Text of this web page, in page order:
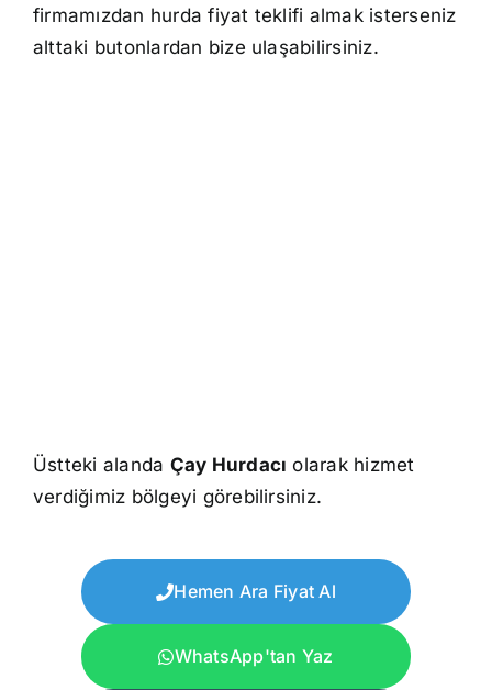
firmamızdan hurda fiyat teklifi almak isterseniz
alttaki butonlardan bize ulaşabilirsiniz.
Üstteki alanda Çay Hurdacı olarak hizmet
verdiğimiz bölgeyi görebilirsiniz.
Hemen Ara Fiyat Al
WhatsApp'tan Yaz